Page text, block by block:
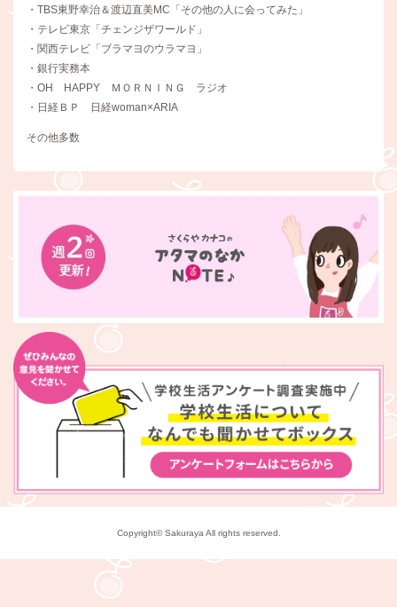
・TBS東野幸治＆渡辺直美MC「その他の人に会ってみた」
・テレビ東京「チェンジザワールド」
・関西テレビ「ブラマヨのウラマヨ」
・銀行実務本
・OH HAPPY ＭＯＲＮＩＮＧ ラジオ
・日経ＢＰ 日経woman×ARIA
その他多数
Copyright© Sakuraya All rights reserved.